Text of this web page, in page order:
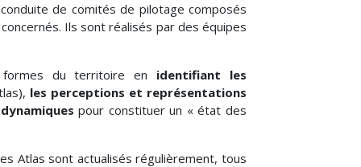
de comités de pilotage composés
Ils sont réalisés par des équipes
du territoire en identifiant les
les perceptions et représentations
pour constituer un « état des
Atlas sont actualisés régulièrement, tous